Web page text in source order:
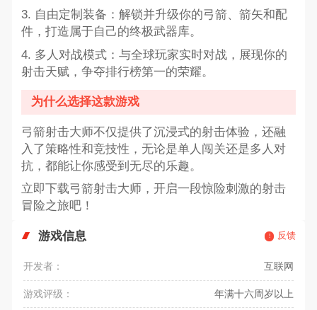
3. 自由定制装备：解锁并升级你的弓箭、箭矢和配
件，打造属于自己的终极武器库。
4. 多人对战模式：与全球玩家实时对战，展现你的
射击天赋，争夺排行榜第一的荣耀。
为什么选择这款游戏
弓箭射击大师不仅提供了沉浸式的射击体验，还融
入了策略性和竞技性，无论是单人闯关还是多人对
抗，都能让你感受到无尽的乐趣。
立即下载弓箭射击大师，开启一段惊险刺激的射击
冒险之旅吧！
游戏信息 反馈
开发者： 互联网
游戏评级： 年满十六周岁以上